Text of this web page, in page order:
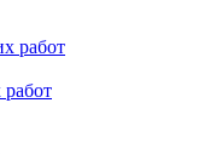
работ